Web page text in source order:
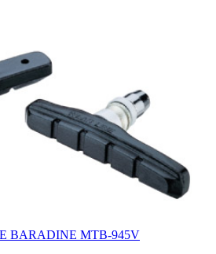
BARADINE MTB-945V